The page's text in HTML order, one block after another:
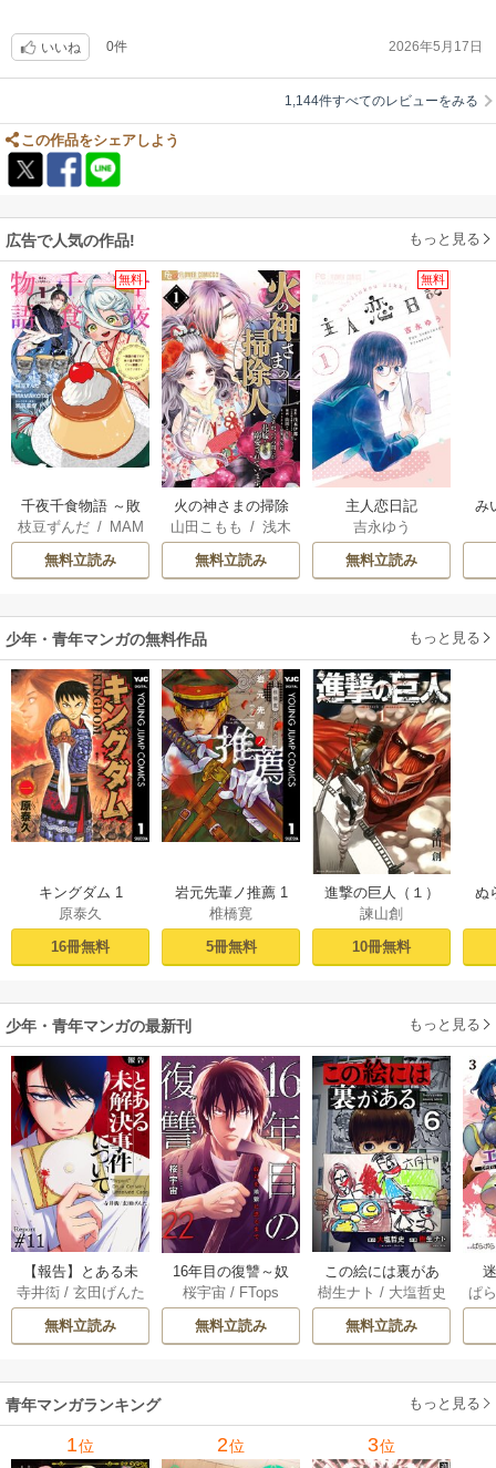
いいね 0件 2026年5月17日
1,144件すべてのレビューをみる
この作品をシェアしよう
広告で人気の作品! もっと見る
無料
千夜千食物語 ～敗
国の姫ですが氷の
皇子殿下がどうも
溺愛してくれてい
枝豆ずんだ/ MAM
AKOTO / 鴉羽凛燈
無料立読み
火の神さまの掃除
人ですが、いつの
間にか花嫁として
溺愛されています
山田こもも /浅木
伊都/SNC
無料立読み
無料
主人恋日記
吉永ゆう
無料立読み
み
少年・青年マンガの無料作品 もっと見る
キングダム 1
原泰久
16冊無料
岩元先輩ノ推薦 1
椎橋寛
5冊無料
進撃の巨人（１）
諫山創
10冊無料
ぬ
少年・青年マンガの最新刊 もっと見る
【報告】とある未
解決事件について 1
1巻
寺井衒/ 玄田げんた
無料立読み
16年目の復讐～奴
らを地獄に送るま
で 22巻
桜宇宙 / FTops
無料立読み
この絵には裏があ
る 6巻
樹生ナト / 大塩哲史
無料立読み
ぱ
青年マンガランキング もっと見る
1位 2位 3位